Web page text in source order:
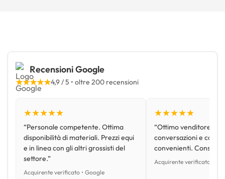
Recensioni Google
★★★★★4,9 / 5 • oltre 200 recensioni
★★★★★
“Personale competente. Ottima
disponibilità di materiali. Prezzi equi
e in linea con gli altri grossisti del
settore.”
Acquirente verificato • Google
★★★★★
“Ottimo venditore,
conversazioni e con
convenienti.
Acquirente verificato •